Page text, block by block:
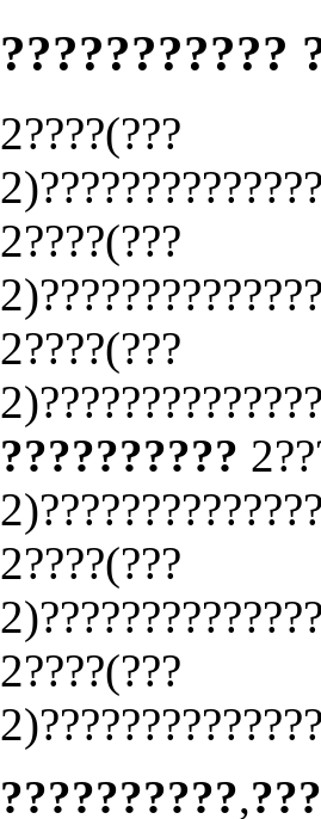
???????????
2????(???
2????(???
2????(???
??????????
2????(???
2????(???
??????????,